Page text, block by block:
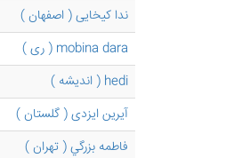
ندا کیخایی ( اصفهان )
mobina dara ( ری )
hedi ( اندیشه )
آیرین ایزدی ( گلستان )
فاطمه بزرگي ( تهران )